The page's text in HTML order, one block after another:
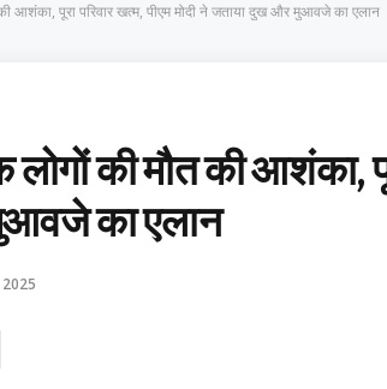
आशंका, पूरा परिवार खत्म, पीएम मोदी ने जताया दुख और मुआवजे का एलान
की मौत की आशंका,
का एलान